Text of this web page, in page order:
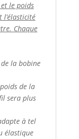
le poids
Chaque
la bobine
de la
sera plus
à tel
élastique